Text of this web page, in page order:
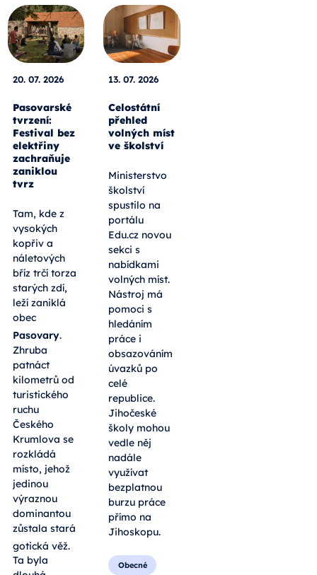
20. 07. 2026
Pasovarské
tvrzení:
Festival bez
elektřiny
zachraňuje
zaniklou
tvrz
Tam, kde z
vysokých
kopřiv a
náletových
bříz trčí torza
starých zdí,
leží zaniklá
obec
Pasovary.
Zhruba
patnáct
kilometrů od
turistického
ruchu
Českého
Krumlova se
rozkládá
místo, jehož
jedinou
výraznou
dominantou
zůstala stará
gotická věž.
Ta byla
13. 07. 2026
Celostátní
přehled
volných míst
ve školství
Ministerstvo
školství
spustilo na
portálu
Edu.cz novou
sekci s
nabídkami
volných míst.
Nástroj má
pomoci s
hledáním
práce i
obsazováním
úvazků po
celé
republice.
Jihočeské
školy mohou
vedle něj
nadále
využívat
bezplatnou
burzu práce
přímo na
Jihoskopu.
Obecné